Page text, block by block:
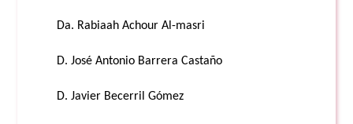
Da. Rabiaah Achour Al-masri
D. José Antonio Barrera Castaño
D. Javier Becerril Gómez